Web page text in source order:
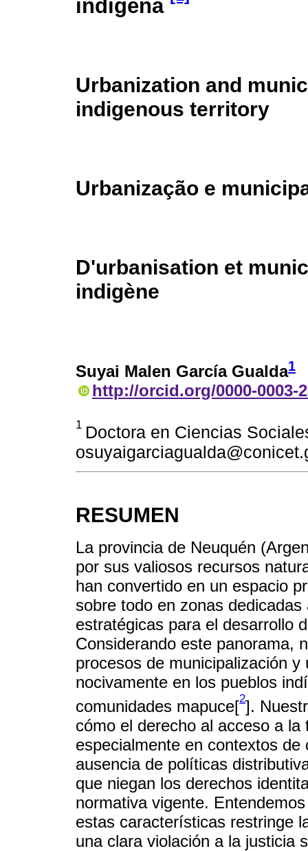
indígena
Urbanization and
indigenous territory
Urbanização e
D'urbanisation et
indigène
Suyai Malen García Gualda1
http://orcid.org/0000-0003-
1 Doctora en Ciencias
RESUMEN
La provincia de Neuquén
por sus valiosos recursos
han convertido en un espacio
sobre todo en zonas
estratégicas para el desarrollo
Considerando este panorama,
procesos de municipalización
nocivamente en los pueblos
comunidades mapuce[2].
cómo el derecho al acceso a
especialmente en contextos
ausencia de políticas
que niegan los derechos
normativa vigente.
estas características restringe
una clara violación a la justicia